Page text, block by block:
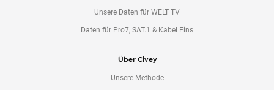
Unsere Daten für WELT TV
Daten für Pro7, SAT.1 & Kabel Eins
Über Civey
Unsere Methode